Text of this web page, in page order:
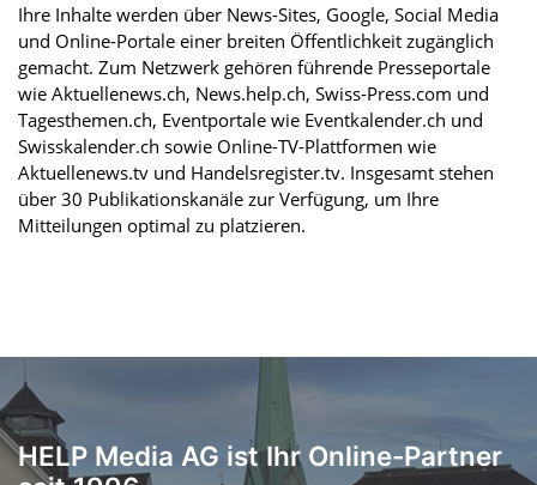
Ihre Inhalte werden über News-Sites, Google, Social Media
und Online-Portale einer breiten Öffentlichkeit zugänglich
gemacht. Zum Netzwerk gehören führende Presseportale
wie Aktuellenews.ch, News.help.ch, Swiss-Press.com und
Tagesthemen.ch, Eventportale wie Eventkalender.ch und
Swisskalender.ch sowie Online-TV-Plattformen wie
Aktuellenews.tv und Handelsregister.tv. Insgesamt stehen
über 30 Publikationskanäle zur Verfügung, um Ihre
Mitteilungen optimal zu platzieren.
HELP Media AG ist Ihr Online-Partner